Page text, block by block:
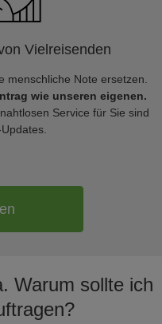
Vielreisenden
menschliche Note ersetzen.
wie unseren eigenen.
Service für Sie sind
Warum sollte ich